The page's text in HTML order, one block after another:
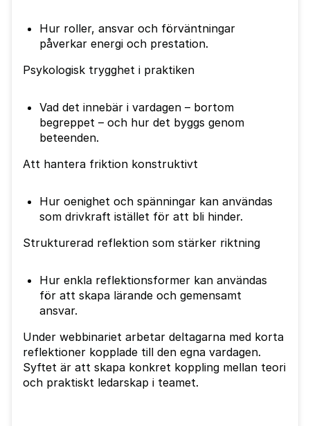
Hur roller, ansvar och förväntningar
påverkar energi och prestation.
Psykologisk trygghet i praktiken
Vad det innebär i vardagen – bortom
begreppet – och hur det byggs genom
beteenden.
Att hantera friktion konstruktivt
Hur oenighet och spänningar kan användas
som drivkraft istället för att bli hinder.
Strukturerad reflektion som stärker riktning
Hur enkla reflektionsformer kan användas
för att skapa lärande och gemensamt
ansvar.
Under webbinariet arbetar deltagarna med korta
reflektioner kopplade till den egna vardagen.
Syftet är att skapa konkret koppling mellan teori
och praktiskt ledarskap i teamet.